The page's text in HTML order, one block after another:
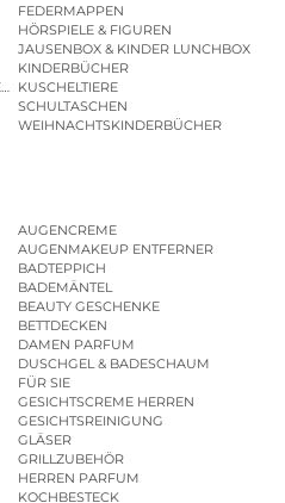
FEDERMAPPEN
HÖRSPIELE & FIGUREN
JAUSENBOX & KINDER LUNCHBOX
KINDERBÜCHER
| KINDERGARTENBEUTEL
KUSCHELTIERE
SCHULTASCHEN
WEIHNACHTSKINDERBÜCHER
AUGENCREME
AUGENMAKEUP ENTFERNER
BADTEPPICH
BADEMÄNTEL
BEAUTY GESCHENKE
BETTDECKEN
DAMEN PARFUM
DUSCHGEL & BADESCHAUM
FÜR SIE
GESICHTSCREME HERREN
GESICHTSREINIGUNG
GLÄSER
GRILLZUBEHÖR
HERREN PARFUM
KOCHBESTECK